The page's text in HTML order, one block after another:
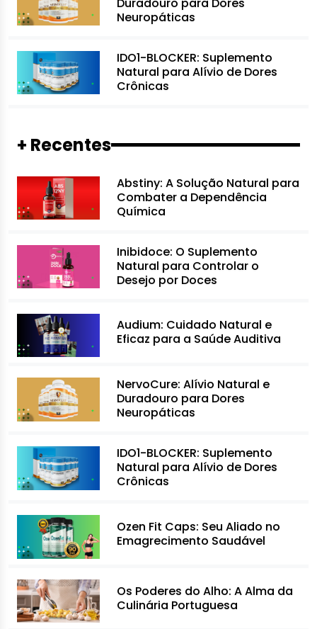
Neuropáticas
IDO1-BLOCKER: Suplemento
Natural para Alívio de Dores
Crônicas
+ Recentes
Abstiny: A Solução Natural para
Combater a Dependência
Química
Inibidoce: O Suplemento
Natural para Controlar o
Desejo por Doces
Audium: Cuidado Natural e
Eficaz para a Saúde Auditiva
NervoCure: Alívio Natural e
Duradouro para Dores
Neuropáticas
IDO1-BLOCKER: Suplemento
Natural para Alívio de Dores
Crônicas
Ozen Fit Caps: Seu Aliado no
Emagrecimento Saudável
Os Poderes do Alho: A Alma da
Culinária Portuguesa